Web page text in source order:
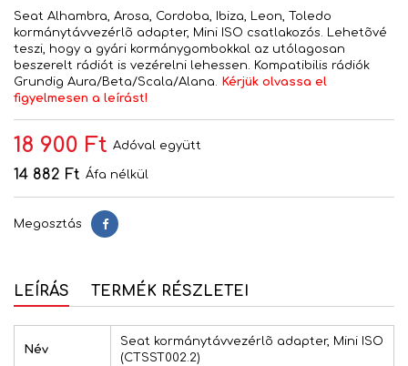
Seat Alhambra, Arosa, Cordoba, Ibiza, Leon, Toledo
kormánytávvezérlõ adapter, Mini ISO csatlakozós. Lehetõvé
teszi, hogy a gyári kormánygombokkal az utólagosan
beszerelt rádiót is vezérelni lehessen. Kompatibilis rádiók
Grundig Aura/Beta/Scala/Alana. Kérjük olvassa el
figyelmesen a leírást!
18 900 Ft Adóval együtt
14 882 Ft Áfa nélkül
Megosztás Megosztás
LEÍRÁS TERMÉK RÉSZLETEI
Név
Seat kormánytávvezérlõ adapter, Mini ISO
(CTSST002.2)